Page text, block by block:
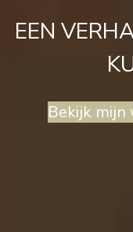
EEN
Bekijk mijn